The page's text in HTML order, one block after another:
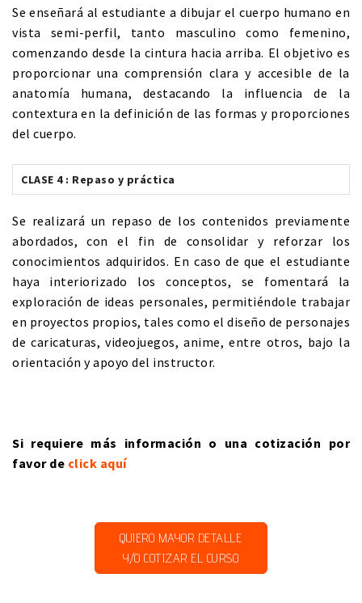
Se enseñará al estudiante a dibujar el cuerpo humano en
vista semi-perfil, tanto masculino como femenino,
comenzando desde la cintura hacia arriba. El objetivo es
proporcionar una comprensión clara y accesible de la
anatomía humana, destacando la influencia de la
contextura en la definición de las formas y proporciones
del cuerpo.
CLASE 4 : Repaso y práctica
Se realizará un repaso de los contenidos previamente
abordados, con el fin de consolidar y reforzar los
conocimientos adquiridos. En caso de que el estudiante
haya interiorizado los conceptos, se fomentará la
exploración de ideas personales, permitiéndole trabajar
en proyectos propios, tales como el diseño de personajes
de caricaturas, videojuegos, anime, entre otros, bajo la
orientación y apoyo del instructor.
Si requiere más información o una cotización por
favor de click aquí
QUIERO MAYOR DETALLE
Y/O COTIZAR EL CURSO